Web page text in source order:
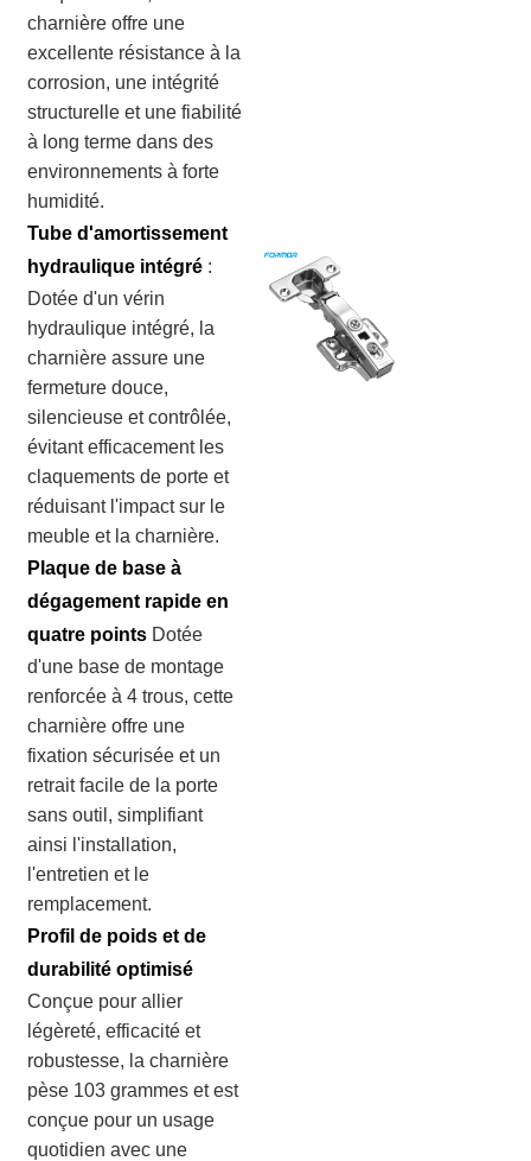
charnière offre une
excellente résistance à la
corrosion, une intégrité
structurelle et une fiabilité
à long terme dans des
environnements à forte
humidité.
Tube d'amortissement
hydraulique intégré :
Dotée d'un vérin
hydraulique intégré, la
charnière assure une
fermeture douce,
silencieuse et contrôlée,
évitant efficacement les
claquements de porte et
réduisant l'impact sur le
meuble et la charnière.
Plaque de base à
dégagement rapide en
quatre points Dotée
d'une base de montage
renforcée à 4 trous, cette
charnière offre une
fixation sécurisée et un
retrait facile de la porte
sans outil, simplifiant
ainsi l'installation,
l'entretien et le
remplacement.
Profil de poids et de
durabilité optimisé
Conçue pour allier
légèreté, efficacité et
robustesse, la charnière
pèse 103 grammes et est
conçue pour un usage
quotidien avec une